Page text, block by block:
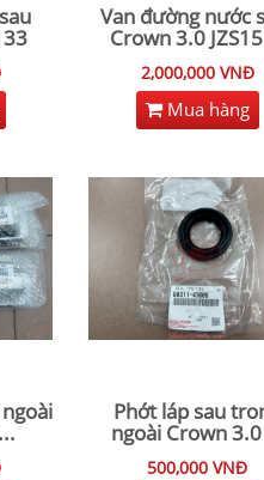
Van đường nước
Crown 3.0 JZS15
2,000,000 VNĐ
Mua hàng
Phớt láp sau
ngoài Crown 3.0
500,000 VNĐ